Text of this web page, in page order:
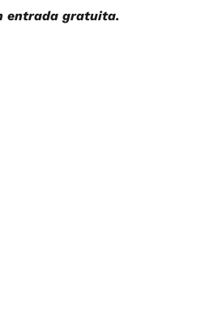
entrada gratuita.